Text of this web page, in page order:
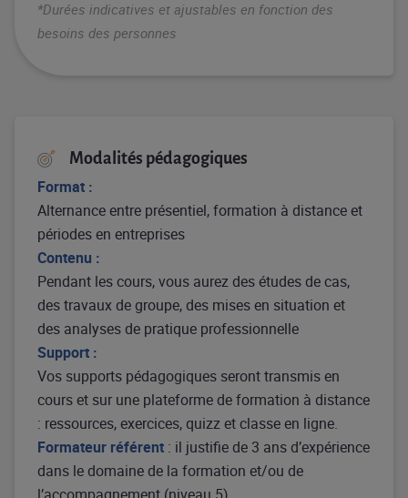
*Durées indicatives et ajustables en fonction des
besoins des personnes
Modalités pédagogiques
Format :
Alternance entre présentiel, formation à distance et
périodes en entreprises
Contenu :
Pendant les cours, vous aurez des études de cas,
des travaux de groupe, des mises en situation et
des analyses de pratique professionnelle
Support :
Vos supports pédagogiques seront transmis en
cours et sur une plateforme de formation à distance
: ressources, exercices, quizz et classe en ligne.
Formateur référent : il justifie de 3 ans d’expérience
dans le domaine de la formation et/ou de